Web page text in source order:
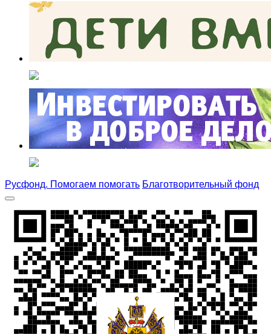
Русфонд. Помогаем помогать Благотворительный фонд